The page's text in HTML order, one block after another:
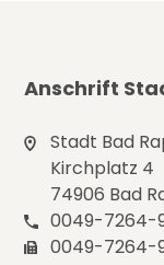
Anschrift
Stadt Bad
Kirchplatz 4
74906 Bad
0049-7264-
0049-7264-